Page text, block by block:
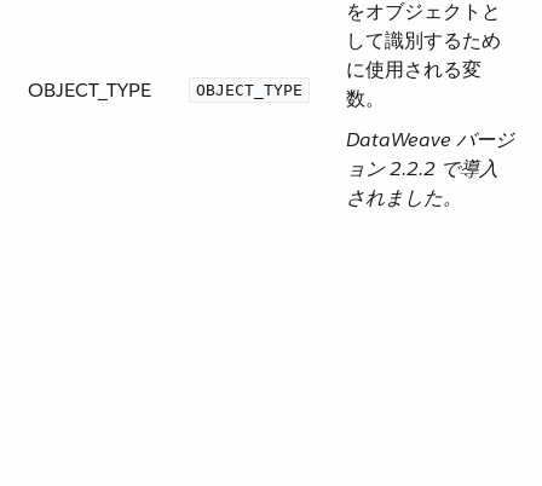
OBJECT_TYPE OBJECT_TYPE
をオブジェクトと
して識別するため
に使用される変
数。
DataWeave バージ
ョン 2.2.2 で導入
されました。